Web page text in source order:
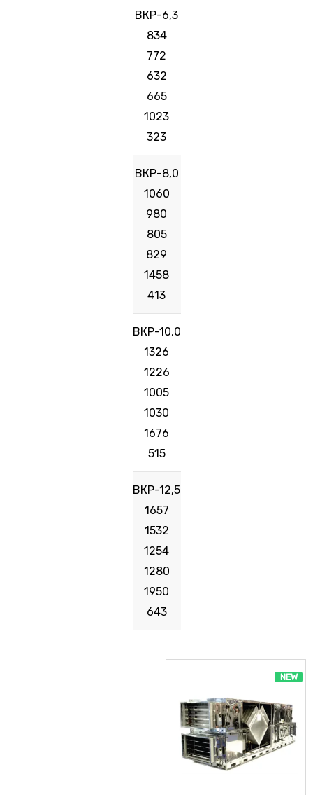
ВКР-6,3
834
772
632
665
1023
323
ВКР-8,0
1060
980
805
829
1458
413
ВКР-10,0
1326
1226
1005
1030
1676
515
ВКР-12,5
1657
1532
1254
1280
1950
643
NEW